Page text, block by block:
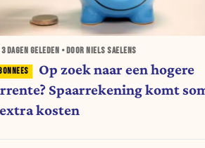
3 DAGEN GELEDEN • DOOR NIELS SAELENS
Op zoek naar een hogere
Spaarrekening komt
kosten